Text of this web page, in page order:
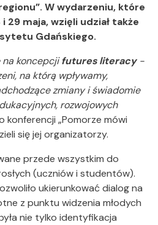
W wydarzeniu, które
29 maja, wzięli udział także
Gdańskiego.
na koncepcjifutures literacy -
na którą wpływamy,
zmiany i świadomie
rozwojowych
„Pomorze mówi
się jej organizatorzy.
przede wszystkim do
(uczniów i studentów).
ukierunkować dialog na
z punktu widzenia młodych
nie tylko identyfikacja